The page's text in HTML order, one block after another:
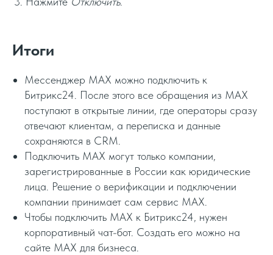
Итоги
Мессенджер MAX можно подключить к
Битрикс24. После этого все обращения из MAX
поступают в открытые линии, где операторы сразу
отвечают клиентам, а переписка и данные
сохраняются в CRM.
Подключить MAX могут только компании,
зарегистрированные в России как юридические
лица. Решение о верификации и подключении
компании принимает сам сервис MAX.
Чтобы подключить MAX к Битрикс24, нужен
корпоративный чат-бот. Создать его можно на
сайте MAX для бизнеса.